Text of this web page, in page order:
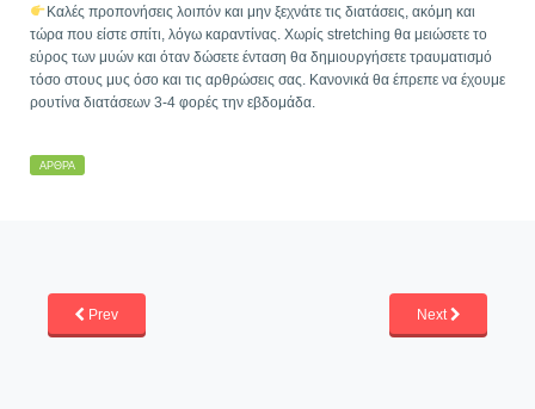
Καλές προπονήσεις λοιπόν και μην ξεχνάτε τις διατάσεις, ακόμη και
τώρα που είστε σπίτι, λόγω καραντίνας. Χωρίς stretching θα μειώσετε το
εύρος των μυών και όταν δώσετε ένταση θα δημιουργήσετε τραυματισμό
τόσο στους μυς όσο και τις αρθρώσεις σας. Κανονικά θα έπρεπε να έχουμε
ρουτίνα διατάσεων 3-4 φορές την εβδομάδα.
ΆΡΘΡΑ
Prev Next